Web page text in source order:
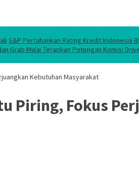
S&P Pertahankan Rating Kredit Indonesia
Grab Mulai Terapkan Potongan Komisi
Kebutuhan Masyarakat
Piring, Fokus